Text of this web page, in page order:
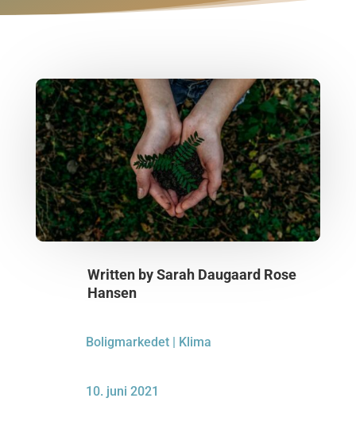
Written bySarah Daugaard Rose
Hansen
Boligmarkedet| Klima
10. juni 2021